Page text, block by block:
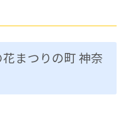
まつりの町 神奈